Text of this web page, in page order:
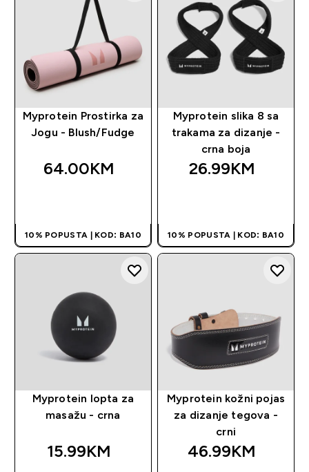
Myprotein Prostirka za
Jogu - Blush/Fudge
64.00KM‎
10% POPUSTA | KOD: BA10
Myprotein slika 8 sa
trakama za dizanje -
crna boja
26.99KM‎
10% POPUSTA | KOD: BA10
Myprotein lopta za
masažu - crna
15.99KM‎
Myprotein kožni pojas
za dizanje tegova -
crni
46.99KM‎